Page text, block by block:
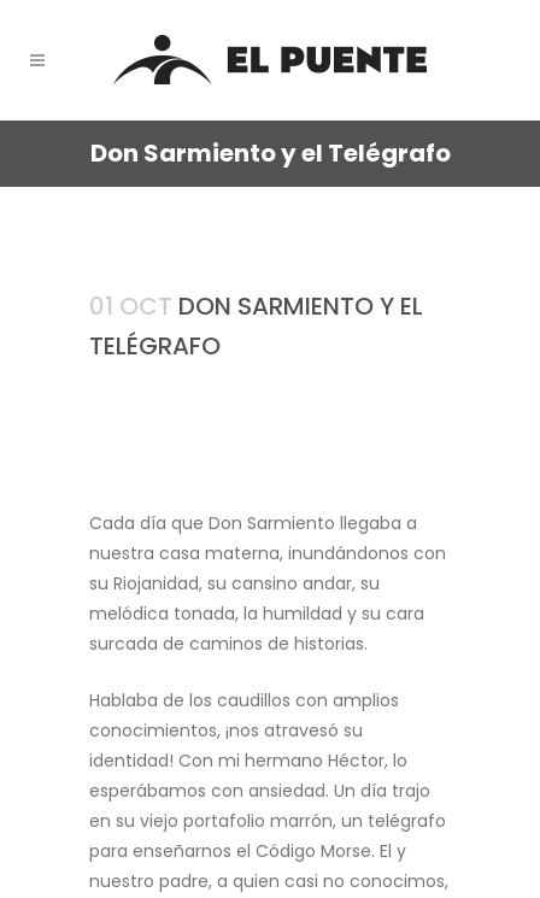
Don Sarmiento y el Telégrafo
01 OCT DON SARMIENTO Y EL
TELÉGRAFO
Cada día que Don Sarmiento llegaba a
nuestra casa materna, inundándonos con
su Riojanidad, su cansino andar, su
melódica tonada, la humildad y su cara
surcada de caminos de historias.
Hablaba de los caudillos con amplios
conocimientos, ¡nos atravesó su
identidad! Con mi hermano Héctor, lo
esperábamos con ansiedad. Un día trajo
en su viejo portafolio marrón, un telégrafo
para enseñarnos el Código Morse. El y
nuestro padre, a quien casi no conocimos,